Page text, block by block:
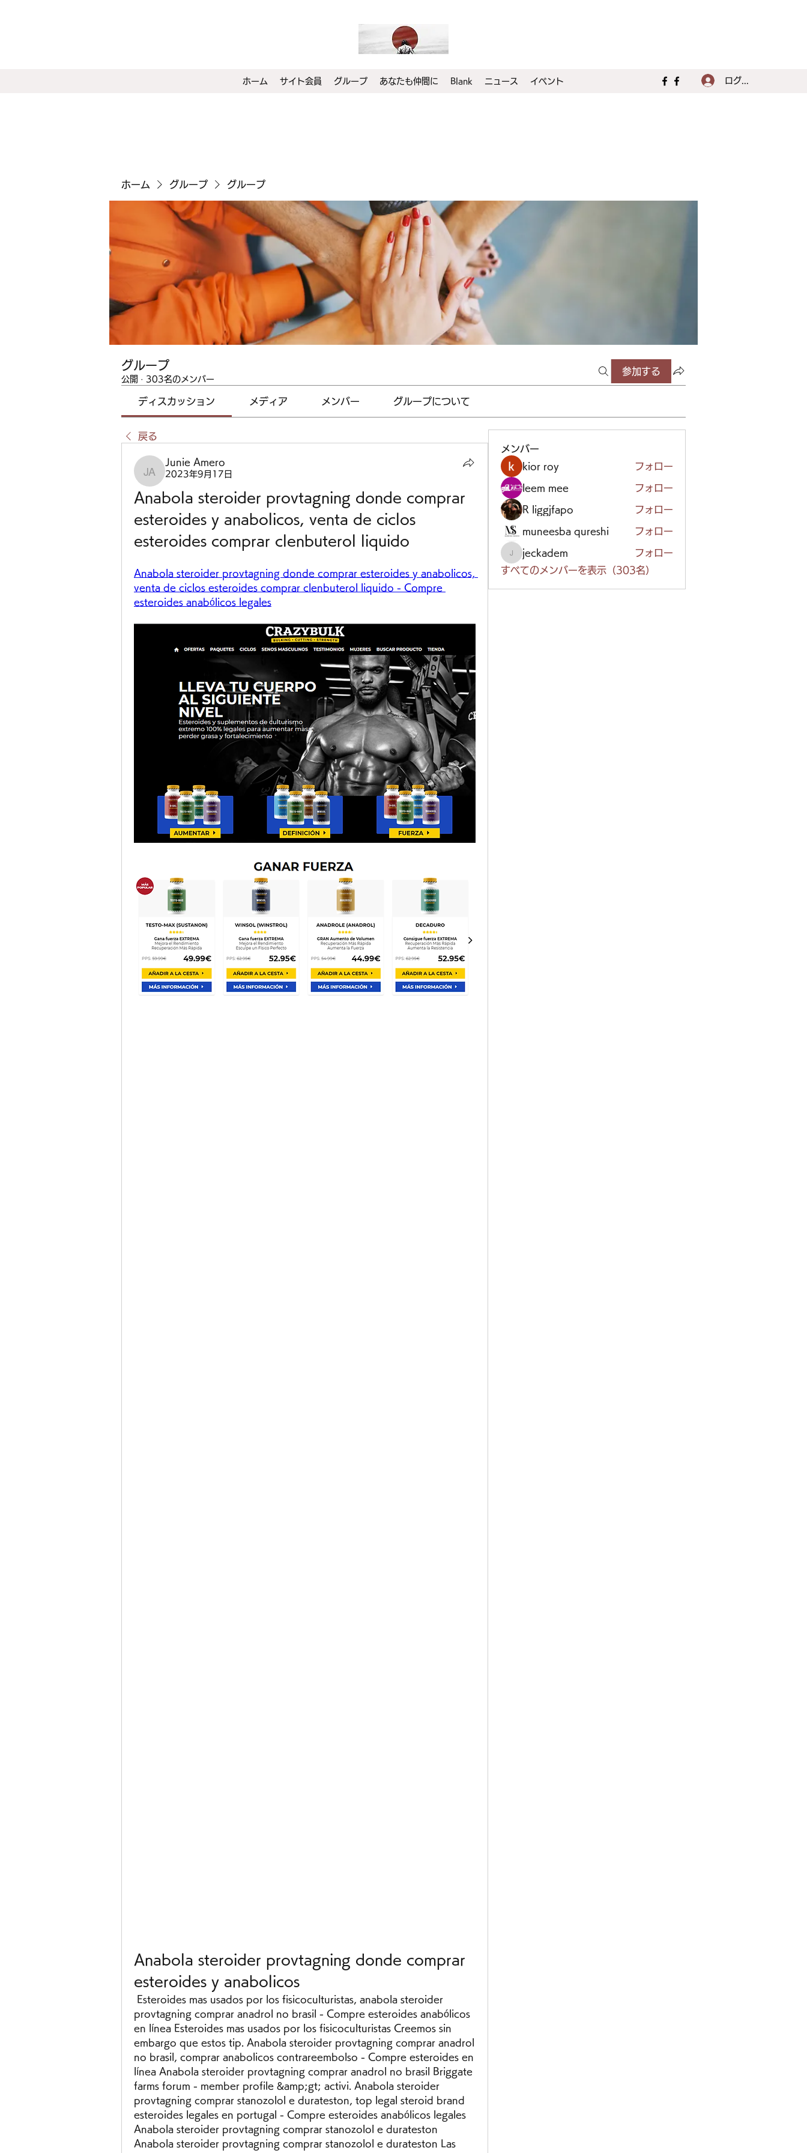
ホーム サイト会員 グループ あなたも仲間に Blank ニュース イベント ログイン
ホーム グループ グループ
グループ
公開 · 303名のメンバー
参加する
ディスカッション メディア メンバー グループについて
戻る
Junie Amero
Junie Amero
2023年9月17日
Anabola steroider provtagning donde comprar
esteroides y anabolicos, venta de ciclos
esteroides comprar clenbuterol liquido
Anabola steroider provtagning donde comprar esteroides y anabolicos,
venta de ciclos esteroides comprar clenbuterol liquido - Compre
esteroides anabólicos legales
Anabola steroider provtagning donde comprar
esteroides y anabolicos
provtagning comprar anadrol no brasil - Compre esteroides anabólicos
en línea Esteroides mas usados por los fisicoculturistas Creemos sin
embargo que estos tip. Anabola steroider provtagning comprar anadrol
no brasil, comprar anabolicos contrareembolso - Compre esteroides en
línea Anabola steroider provtagning comprar anadrol no brasil Briggate
farms forum - member profile &amp;gt; activi. Anabola steroider
provtagning comprar stanozolol e durateston, top legal steroid brand
esteroides legales en portugal - Compre esteroides anabólicos legales
Anabola steroider provtagning comprar stanozolol e durateston
Anabola steroider provtagning comprar stanozolol e durateston Las
メンバー
kior roy
フォロー
leem mee フォロー
R liggjfapo フォロー
muneesba qureshi フォロー
jeckadem
jeckadem
フォロー
すべてのメンバーを表示（303名）